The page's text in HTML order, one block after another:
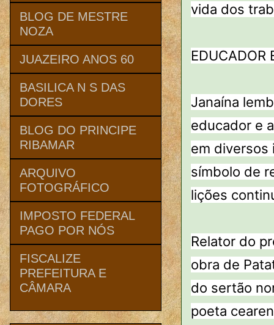
vida dos
EDUCADOR
Janaína
educador e
em diversos
símbolo de
lições
Relator do
obra de
do sertão
poeta
BLOG DE MESTRE
NOZA
JUAZEIRO ANOS 60
BASILICA N S DAS
DORES
BLOG DO PRINCIPE
RIBAMAR
ARQUIVO
FOTOGRÁFICO
IMPOSTO FEDERAL
PAGO POR NÓS
FISCALIZE
PREFEITURA E
CÂMARA